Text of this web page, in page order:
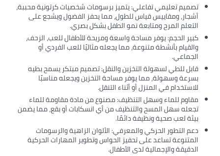
تصميم تعليمي تفاعلي: يتميز برسومات شخصيات كرتونية محببة،
أشجار، ومقاييس قياس للطول، مما يحفز الفضول ويشجع على
التعلم المرح ومتابعة نمو الطفل بشكل بصري.
كبير الحجم: يوفر مساحة واسعة ومريحة للأطفال للعب، الزحف،
والقيام بأنشطة متنوعة، مما يجعله مثاليًا للعب الفردي أو
الجماعي.
قابل للطي لسهولة التخزين والنقل: تصميم مبتكر يسمح بطيه
بسرعة وسهولة، مما يوفر مساحة التخزين ويجعله مناسبًا
للاستخدام في المنزل أو أثناء التنقل.
مقاوم للماء وسهل التنظيف: مصنوع من مادة مقاومة للماء
تجعله سهل المسح والتنظيف من أي انسكابات أو بقع، مما يضمن
بيئة لعب صحية ونظيفة دائمًا.
دعم التطور الحركي والمعرفي: الألوان الزاهية والرسومات
المتنوعة تساعد على تحفيز الحواس وتطوير المهارات الحركية
الدقيقة والإجمالية لدى الأطفال.